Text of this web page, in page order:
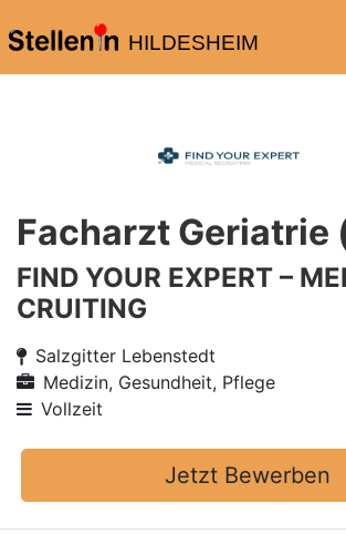
HILDESHEIM
Facharzt Geriatrie
FIND YOUR EXPERT –
CRUITING
Salzgitter Lebenstedt
Medizin, Gesundheit, Pflege
Vollzeit
Jetzt Bewerben